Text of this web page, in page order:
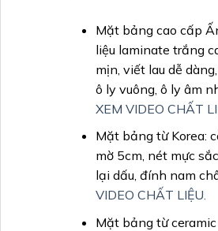
Mặt bảng cao cấp
liệu laminate trắng
mịn, viết lau dễ
ô ly vuông, ô ly âm
XEM VIDEO CHẤT
Mặt bảng từ Korea:
mờ 5cm, nét mực
lại dấu, đính nam
VIDEO CHẤT LIỆU.
Mặt bảng từ